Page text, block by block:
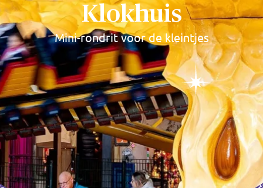
Klokhuis
Mini-rondrit voor de kleintjes